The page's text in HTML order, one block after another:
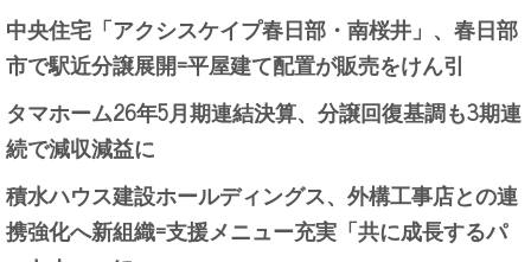
中央住宅「アクシスケイプ春日部・南桜井」、春日部
市で駅近分譲展開=平屋建て配置が販売をけん引
タマホーム26年5月期連結決算、分譲回復基調も3期連
続で減収減益に
積水ハウス建設ホールディングス、外構工事店との連
携強化へ新組織=支援メニュー充実「共に成長するパ